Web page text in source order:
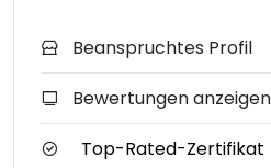
Beanspruchtes Profil
Bewertungen anzeigen
Top-Rated-Zertifikat